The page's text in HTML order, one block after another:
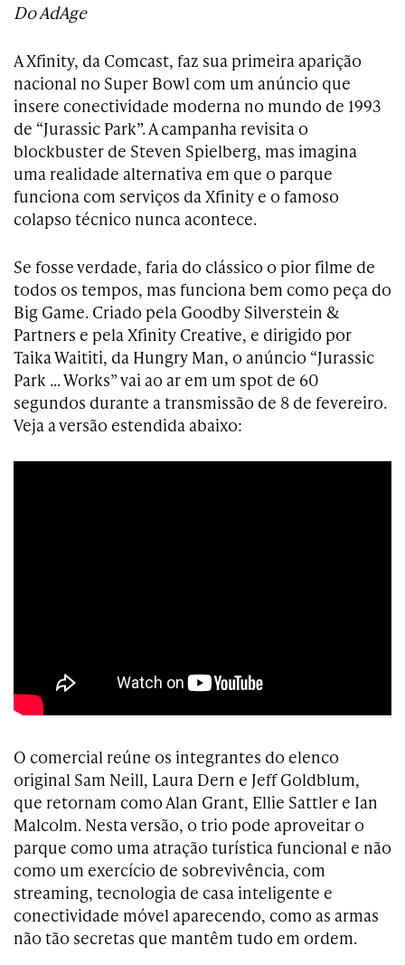
Do AdAge
A Xfinity, da Comcast, faz sua primeira aparição
nacional no Super Bowl com um anúncio que
insere conectividade moderna no mundo de 1993
de “Jurassic Park”. A campanha revisita o
blockbuster de Steven Spielberg, mas imagina
uma realidade alternativa em que o parque
funciona com serviços da Xfinity e o famoso
colapso técnico nunca acontece.
Se fosse verdade, faria do clássico o pior filme de
todos os tempos, mas funciona bem como peça do
Big Game. Criado pela Goodby Silverstein &
Partners e pela Xfinity Creative, e dirigido por
Taika Waititi, da Hungry Man, o anúncio “Jurassic
Park … Works” vai ao ar em um spot de 60
segundos durante a transmissão de 8 de fevereiro.
Veja a versão estendida abaixo:
O comercial reúne os integrantes do elenco
original Sam Neill, Laura Dern e Jeff Goldblum,
que retornam como Alan Grant, Ellie Sattler e Ian
Malcolm. Nesta versão, o trio pode aproveitar o
parque como uma atração turística funcional e não
como um exercício de sobrevivência, com
streaming, tecnologia de casa inteligente e
conectividade móvel aparecendo, como as armas
não tão secretas que mantêm tudo em ordem.